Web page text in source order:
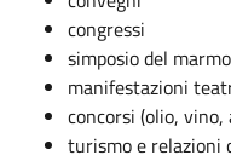
congressi
simposio del marmo
manifestazioni
concorsi (olio,
turismo e relazioni